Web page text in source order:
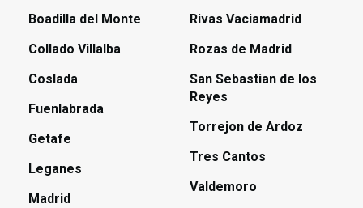
Boadilla del Monte
Collado Villalba
Coslada
Fuenlabrada
Getafe
Leganes
Madrid
Rivas Vaciamadrid
Rozas de Madrid
San Sebastian de los
Reyes
Torrejon de Ardoz
Tres Cantos
Valdemoro